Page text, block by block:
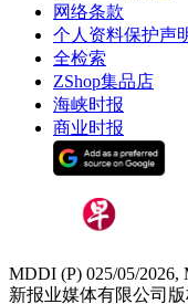
网络条款
个人资料保护声
全检索
ZShop集品店
海峡时报
商业时报
MDDI (P) 025/05/2026,
新报业媒体有限公司版